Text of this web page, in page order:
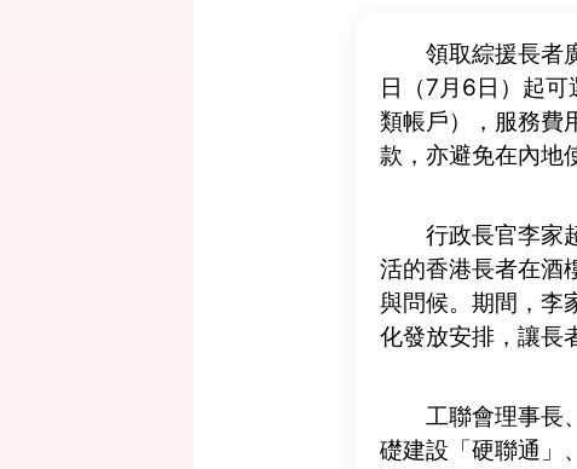
領取綜援長者
日（7月6日）起
類帳戶），服務費
款，亦避免在內地
行政長官李家
活的香港長者在酒
與問候。期間，李
化發放安排，讓長
工聯會理事長
礎建設「硬聯通」